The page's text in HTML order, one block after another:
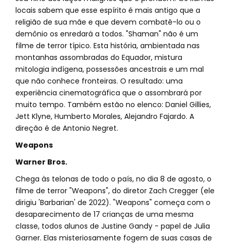
locais sabem que esse espírito é mais antigo que a
religião de sua mãe e que devem combatê-lo ou o
demônio os enredará a todos. "Shaman" não é um
filme de terror típico. Esta história, ambientada nas
montanhas assombradas do Equador, mistura
mitologia indígena, possessões ancestrais e um mal
que não conhece fronteiras. O resultado: uma
experiência cinematográfica que o assombrará por
muito tempo. Também estão no elenco: Daniel Gillies,
Jett Klyne, Humberto Morales, Alejandro Fajardo. A
direção é de Antonio Negret.
Weapons
Warner Bros.
Chega às telonas de todo o país, no dia 8 de agosto, o
filme de terror "Weapons", do diretor Zach Cregger (ele
dirigiu 'Barbarian' de 2022). "Weapons" começa com o
desaparecimento de 17 crianças de uma mesma
classe, todos alunos de Justine Gandy - papel de Julia
Garner. Elas misteriosamente fogem de suas casas de